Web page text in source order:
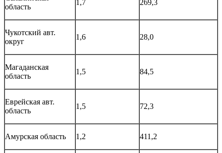
область
1,7 269,3
Чукотский авт.
округ
1,6 28,0
Магаданская
область
1,5 84,5
Еврейская авт.
область
1,5 72,3
Амурская область 1,2 411,2